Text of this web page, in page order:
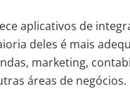
aplicativos de
deles é mais
marketing,
áreas de